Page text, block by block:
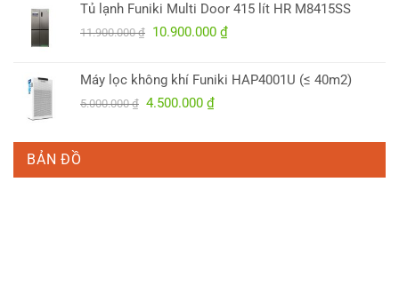
5.700.000 ₫.
là:
4.950.000 ₫.
Tủ lạnh Funiki Multi Door 415 lít HR M8415SS
11.900.000₫ Giá
11.900.000 ₫.
10.900.000 ₫Giá
là:
Máy lọc không khí Funiki HAP4001U (≤ 40m2)
5.000.000₫ Giá
là:
4.500.000 ₫Giá
tại
4.500.000 ₫.
BẢN ĐỒ